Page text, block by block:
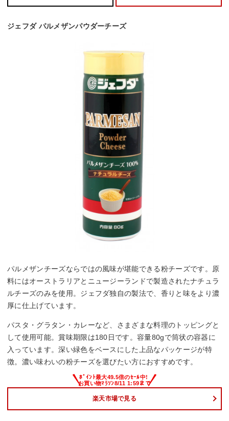
ジェフダ パルメザンパウダーチーズ
パルメザンチーズならではの風味が堪能できる粉チーズです。原
料にはオーストラリアとニュージーランドで製造されたナチュラ
ルチーズのみを使用。ジェフダ独自の製法で、香りと味をより濃
厚に仕上げています。
パスタ・グラタン・カレーなど、さまざまな料理のトッピングと
して使用可能。賞味期限は180日です。容量80gで筒状の容器に
入っています。深い緑色をベースにした上品なパッケージが特
徴。濃い味わいの粉チーズを選びたい方におすすめです。
楽天市場で見る